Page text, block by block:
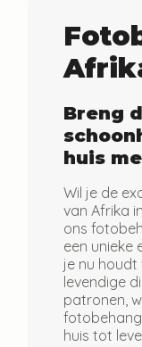
Breng
huis
Wil je de
van Afrika
ons
een unieke
je nu houdt
levendige
patronen,
huis tot